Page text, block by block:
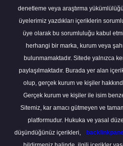
denetleme veya araştırma
üyelerimiz yazdıkları içeriklerin
üye olarak bu sorumluluğu kabul
herhangi bir marka, kurum veya
bulunmamaktadır. Sitede yalnızca
paylaşılmaktadır. Burada yer alan
olup, gerçek kurum ve kişiler
Gerçek kurum ve kişiler ile isim
Sitemiz, kar amacı gütmeyen ve
platformudur. Hukuka ve yasal
düşündüğünüz içerikleri,